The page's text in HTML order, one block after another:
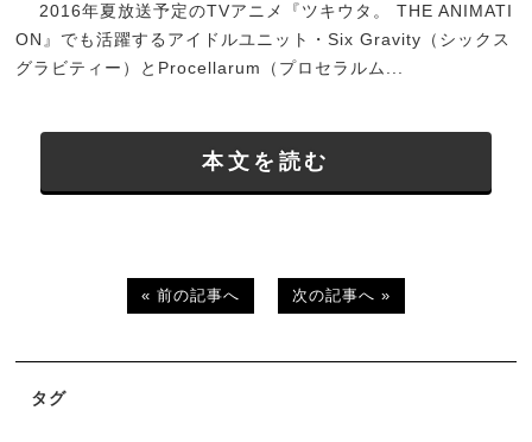
2016年夏放送予定のTVアニメ『ツキウタ。 THE ANIMATI
ON』でも活躍するアイドルユニット・Six Gravity（シックス
グラビティー）とProcellarum（プロセラルム...
本文を読む
« 前の記事へ 次の記事へ »
タグ